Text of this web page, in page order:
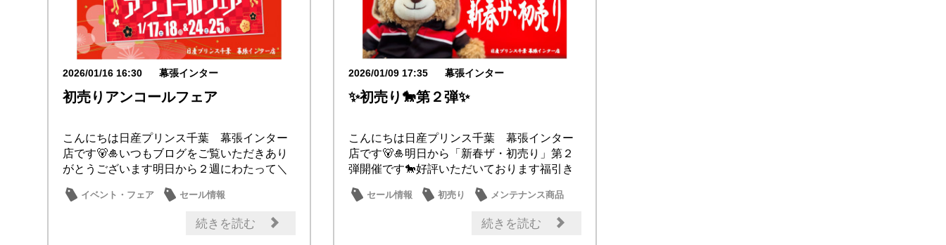
2026/01/16 16:30 幕張インター
初売りアンコールフェア
こんにちは日産プリンス千葉 幕張インター
店です🐻🎍いつもブログをご覧いただきあり
がとうございます明日から２週にわたって＼
イベント・フェア
セール情報
続きを読む
2026/01/09 17:35 幕張インター
✨初売り🐎第２弾✨
こんにちは日産プリンス千葉 幕張インター
店です🐻🎍明日から「新春ザ・初売り」第２
弾開催です🐎好評いただいております福引き
セール情報 初売り メンテナンス商品
続きを読む